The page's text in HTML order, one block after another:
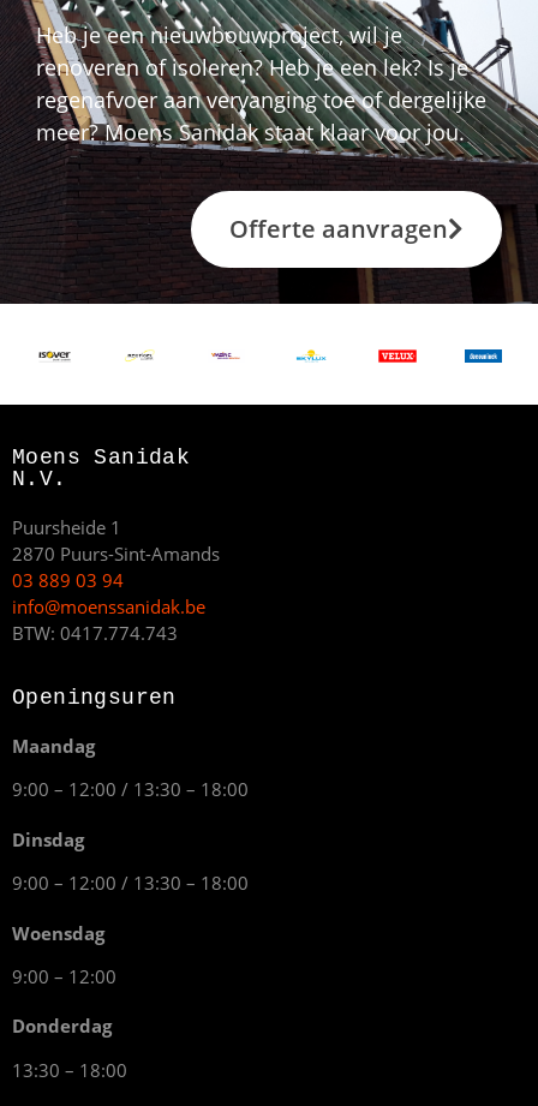
Heb je een nieuwbouwproject, wil je
renoveren of isoleren? Heb je een lek? Is je
regenafvoer aan vervanging toe of dergelijke
meer? Moens Sanidak staat klaar voor jou.
Offerte aanvragen
Moens Sanidak
N.V.
Puursheide 1
2870 Puurs-Sint-Amands
03 889 03 94
info@moenssanidak.be
BTW: 0417.774.743
Openingsuren
Maandag
9:00 – 12:00 / 13:30 – 18:00
Dinsdag
9:00 – 12:00 / 13:30 – 18:00
Woensdag
9:00 – 12:00
Donderdag
13:30 – 18:00